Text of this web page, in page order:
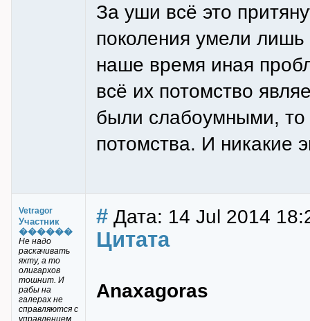
За уши всё это
поколения умели
наше время иная
всё их потомство
были слабоумными, то
потомства. И никакие
Vetragor
Участник
������
Не надо
раскачивать
яхту, а то
олигархов
тошнит. И
рабы на
галерах не
справляются с
управлением.
# Дата: 14 Jul 2014
Цитата
Anaxagoras